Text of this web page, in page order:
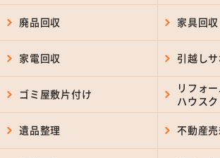
廃品回収 家具回収
家電回収 引越し
ゴミ屋敷片付け
リフォー
ハウス
遺品整理 不動産